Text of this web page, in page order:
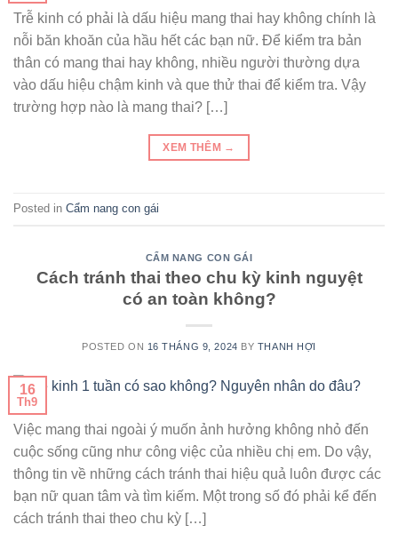
Trễ kinh có phải là dấu hiệu mang thai hay không chính là
nỗi băn khoăn của hầu hết các bạn nữ. Để kiểm tra bản
thân có mang thai hay không, nhiều người thường dựa
vào dấu hiệu chậm kinh và que thử thai để kiểm tra. Vậy
trường hợp nào là mang thai? […]
XEM THÊM →
Posted in Cẩm nang con gái
CẨM NANG CON GÁI
Cách tránh thai theo chu kỳ kinh nguyệt
có an toàn không?
POSTED ON 16 THÁNG 9, 2024 BY THANH HỢI
16
Th9
Việc mang thai ngoài ý muốn ảnh hưởng không nhỏ đến
cuộc sống cũng như công việc của nhiều chị em. Do vậy,
thông tin về những cách tránh thai hiệu quả luôn được các
bạn nữ quan tâm và tìm kiếm. Một trong số đó phải kể đến
cách tránh thai theo chu kỳ […]